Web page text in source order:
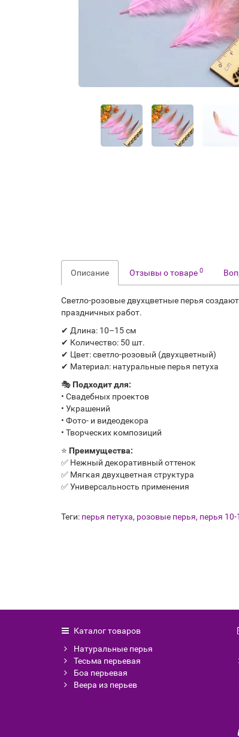
Описание Отзывы о товаре 0
Светло-розовые двухцветные перья
праздничных работ.
✔ Длина: 10–15 см
✔ Количество: 50 шт.
✔ Цвет: светло-розовый (двухцветный)
✔ Материал: натуральные перья петуха
🎭 Подходит для:
• Свадебных проектов
• Украшений
• Фото- и видеодекора
• Творческих композиций
⭐ Преимущества:
✅ Нежный декоративный оттенок
✅ Мягкая двухцветная структура
✅ Универсальность применения
Теги: перья петуха, розовые перья, перья
Каталог товаров
Натуральные перья
Тесьма перьевая
Боа перьевая
Веера из перьев